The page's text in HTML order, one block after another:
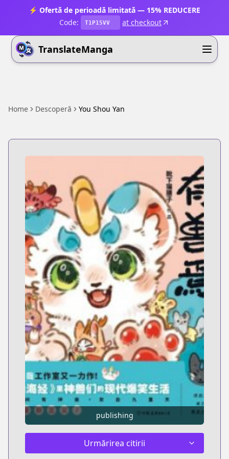
⚡ Ofertă de perioadă limitată — 15% REDUCERE
Code:
T1P15VV at checkout
TranslateManga
Home Descoperă You Shou Yan
publishing
Urmărirea citirii